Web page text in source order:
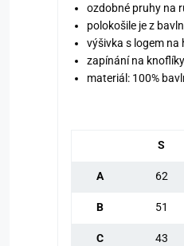
ozdobné pruhy na
polokošile je z
výšivka s logem na
zapínání na knoflíky
materiál: 100%
S
A 62
B 51
C 43